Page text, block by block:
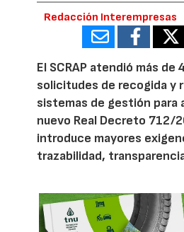
Redacción Interempresas
El SCRAP atendió más de
solicitudes de recogida y
sistemas de gestión para
nuevo Real Decreto 712/
introduce mayores
trazabilidad,